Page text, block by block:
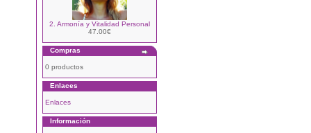
2. Armonía y Vitalidad Personal
47.00€
Compras
0 productos
Enlaces
Enlaces
Información